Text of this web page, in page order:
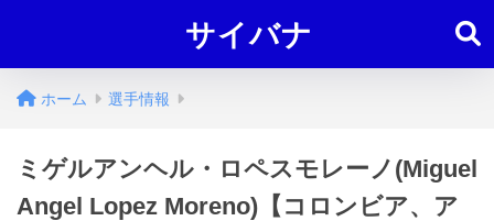
サイバナ
ホーム 選手情報
ミゲルアンヘル・ロペスモレーノ(Miguel
Angel Lopez Moreno)【コロンビア、ア